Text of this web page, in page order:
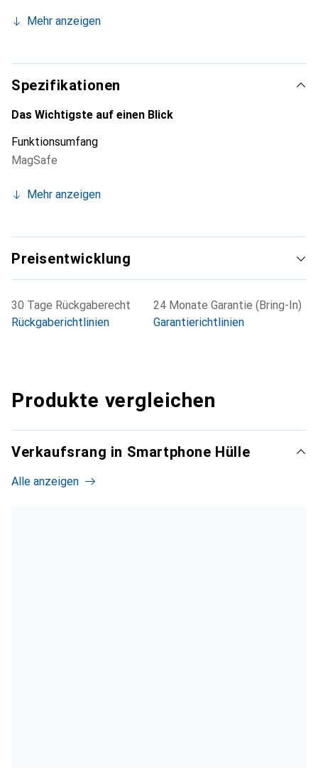
unverzichtbaren Accessoire für Ihr Smartphone. Die Marke
anerkannt und eine sichere Wahl für eine anspruchsvolle
Kundschaft.
Mehr anzeigen
Spezifikationen
Das Wichtigste auf einen Blick
Funktionsumfang
MagSafe
Mehr anzeigen
Preisentwicklung
30 Tage Rückgaberecht
Rückgaberichtlinien
24 Monate Garantie (Bring-In)
Garantierichtlinien
Produkte vergleichen
Verkaufsrang in Smartphone Hülle
Alle anzeigen